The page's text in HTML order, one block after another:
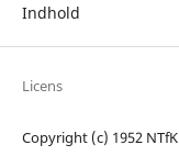
Indhold
Licens
Copyright (c) 1952 NTfK